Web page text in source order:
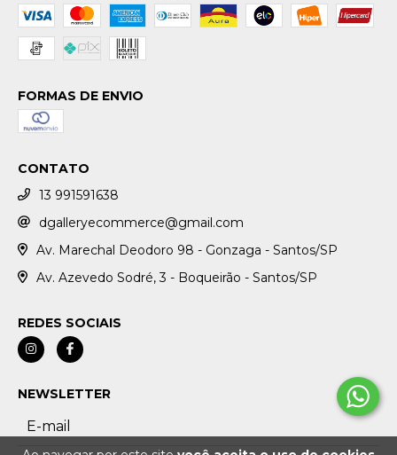
FORMAS DE ENVIO
CONTATO
13 991591638
dgalleryecommerce@gmail.com
Av. Marechal Deodoro 98 - Gonzaga - Santos/SP
Av. Azevedo Sodré, 3 - Boqueirão - Santos/SP
REDES SOCIAIS
NEWSLETTER